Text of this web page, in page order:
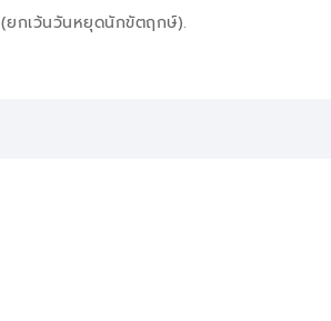
(ยกเว้นวันหยุดนักขัตฤกษ์).